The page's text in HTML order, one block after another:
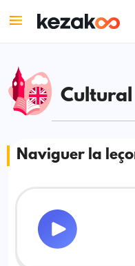
Cultural
Naviguer la